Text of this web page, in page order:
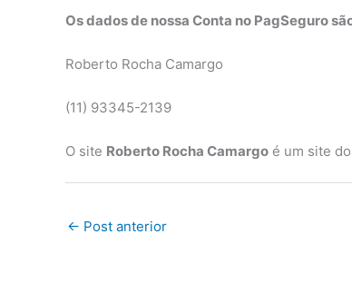
Os dados de nossa Conta no PagSeguro
Roberto Rocha Camargo
(11) 93345-2139
O site Roberto Rocha Camargo é um site do
← Post anterior